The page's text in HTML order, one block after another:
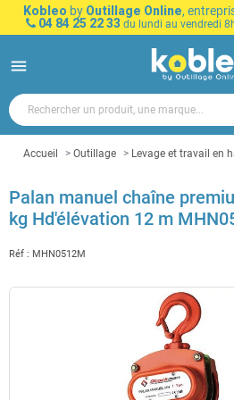
Kobleo by Outillage Online,
04 84 25 22 33 du lundi au vendredi
menu
Accueil Outillage Levage et travail en
Palan manuel chaîne
kg Hd'élévation 12 m
Réf : MHN0512M